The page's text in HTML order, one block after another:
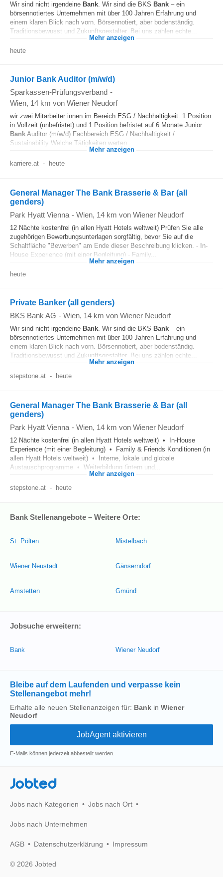
Wir sind nicht irgendeine Bank. Wir sind die BKS Bank – ein
börsennotiertes Unternehmen mit über 100 Jahren Erfahrung und
einem klaren Blick nach vorn. Börsennotiert, aber bodenständig.
Traditionsbewusst und Zukunftsgestalter. Bei uns zählen echte...
Mehr anzeigen
heute
Junior Bank Auditor (m/w/d)
Sparkassen-Prüfungsverband -
Wien, 14 km von Wiener Neudorf
wir zwei Mitarbeiter:innen im Bereich ESG / Nachhaltigkeit: 1 Position
in Vollzeit (unbefristet) und 1 Position befristet auf 6 Monate Junior
Bank Auditor (m/w/d) Fachbereich ESG / Nachhaltigkeit /
Sustainability Welche Tätigkeiten warten...
Mehr anzeigen
karriere.at - heute
General Manager The Bank Brasserie & Bar (all
genders)
Park Hyatt Vienna - Wien, 14 km von Wiener Neudorf
12 Nächte kostenfrei (in allen Hyatt Hotels weltweit) Prüfen Sie alle
zugehörigen Bewerbungsunterlagen sorgfältig, bevor Sie auf die
Schaltfläche "Bewerben" am Ende dieser Beschreibung klicken. - In-
House Experience (mit einer Begleitung) - Family...
Mehr anzeigen
heute
Private Banker (all genders)
BKS Bank AG - Wien, 14 km von Wiener Neudorf
Wir sind nicht irgendeine Bank. Wir sind die BKS Bank – ein
börsennotiertes Unternehmen mit über 100 Jahren Erfahrung und
einem klaren Blick nach vorn. Börsennotiert, aber bodenständig.
Traditionsbewusst und Zukunftsgestalter. Bei uns zählen echte...
Mehr anzeigen
stepstone.at - heute
General Manager The Bank Brasserie & Bar (all
genders)
Park Hyatt Vienna - Wien, 14 km von Wiener Neudorf
12 Nächte kostenfrei (in allen Hyatt Hotels weltweit) • In-House
Experience (mit einer Begleitung) • Family & Friends Konditionen (in
allen Hyatt Hotels weltweit) • Interne, lokale und globale
Austauschprogramme • Weiterbildung (intern und...
Mehr anzeigen
stepstone.at - heute
Bank Stellenangebote – Weitere Orte:
St. Pölten
Wiener Neustadt
Amstetten
Mistelbach
Gänserndorf
Gmünd
Jobsuche erweitern:
Bank Wiener Neudorf
Bleibe auf dem Laufenden und verpasse kein
Stellenangebot mehr!
Erhalte alle neuen Stellenanzeigen für: Bank in Wiener
Neudorf
E-Mails können jederzeit abbestellt werden.
Jobted
Jobs nach Kategorien Jobs nach Ort
Jobs nach Unternehmen
AGB Datenschutzerklärung Impressum
© 2026 Jobted